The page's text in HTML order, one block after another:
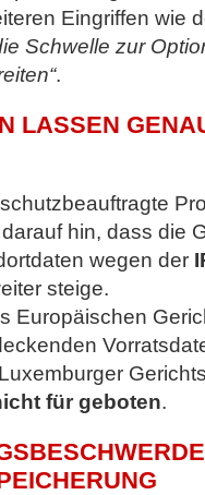
Eingriffen wie
Schwelle zur
.
LASSEN
hin, dass die
wegen der
steige.
Europäischen
für geboten.